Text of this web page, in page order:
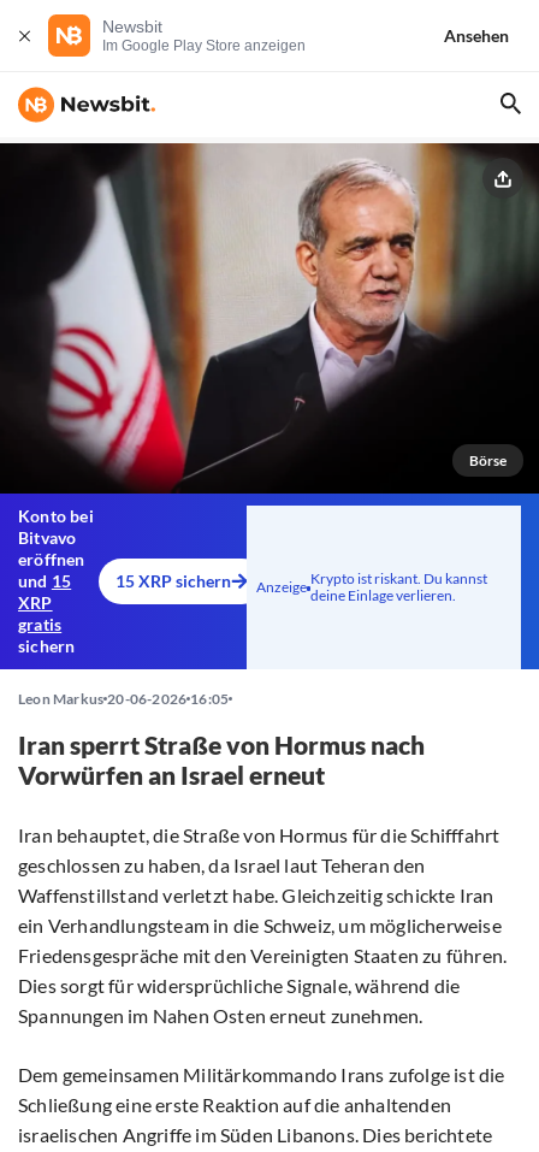
Newsbit
Im Google Play Store anzeigen
Ansehen
Börse
Konto bei
Bitvavo
eröffnen
und 15
XRP
gratis
sichern
15 XRP sichern Anzeige Krypto ist riskant. Du kannst
deine Einlage verlieren.
Leon Markus 20-06-2026 16:05
Iran sperrt Straße von Hormus nach
Vorwürfen an Israel erneut
Iran behauptet, die Straße von Hormus für die Schifffahrt
geschlossen zu haben, da Israel laut Teheran den
Waffenstillstand verletzt habe. Gleichzeitig schickte Iran
ein Verhandlungsteam in die Schweiz, um möglicherweise
Friedensgespräche mit den Vereinigten Staaten zu führen.
Dies sorgt für widersprüchliche Signale, während die
Spannungen im Nahen Osten erneut zunehmen.
Dem gemeinsamen Militärkommando Irans zufolge ist die
Schließung eine erste Reaktion auf die anhaltenden
israelischen Angriffe im Süden Libanons. Dies berichtete